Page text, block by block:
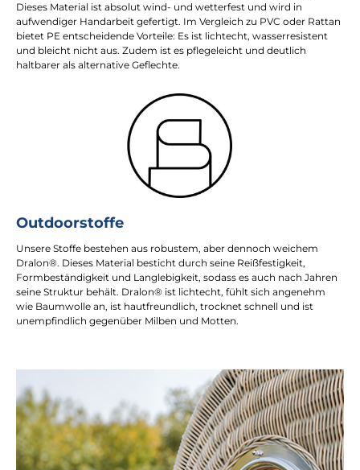
Dieses Material ist absolut wind- und wetterfest und wird in
aufwendiger Handarbeit gefertigt. Im Vergleich zu PVC oder Rattan
bietet PE entscheidende Vorteile: Es ist lichtecht, wasserresistent
und bleicht nicht aus. Zudem ist es pflegeleicht und deutlich
haltbarer als alternative Geflechte.
Outdoorstoffe
Unsere Stoffe bestehen aus robustem, aber dennoch weichem
Dralon®. Dieses Material besticht durch seine Reißfestigkeit,
Formbeständigkeit und Langlebigkeit, sodass es auch nach Jahren
seine Struktur behält. Dralon® ist lichtecht, fühlt sich angenehm
wie Baumwolle an, ist hautfreundlich, trocknet schnell und ist
unempfindlich gegenüber Milben und Motten.